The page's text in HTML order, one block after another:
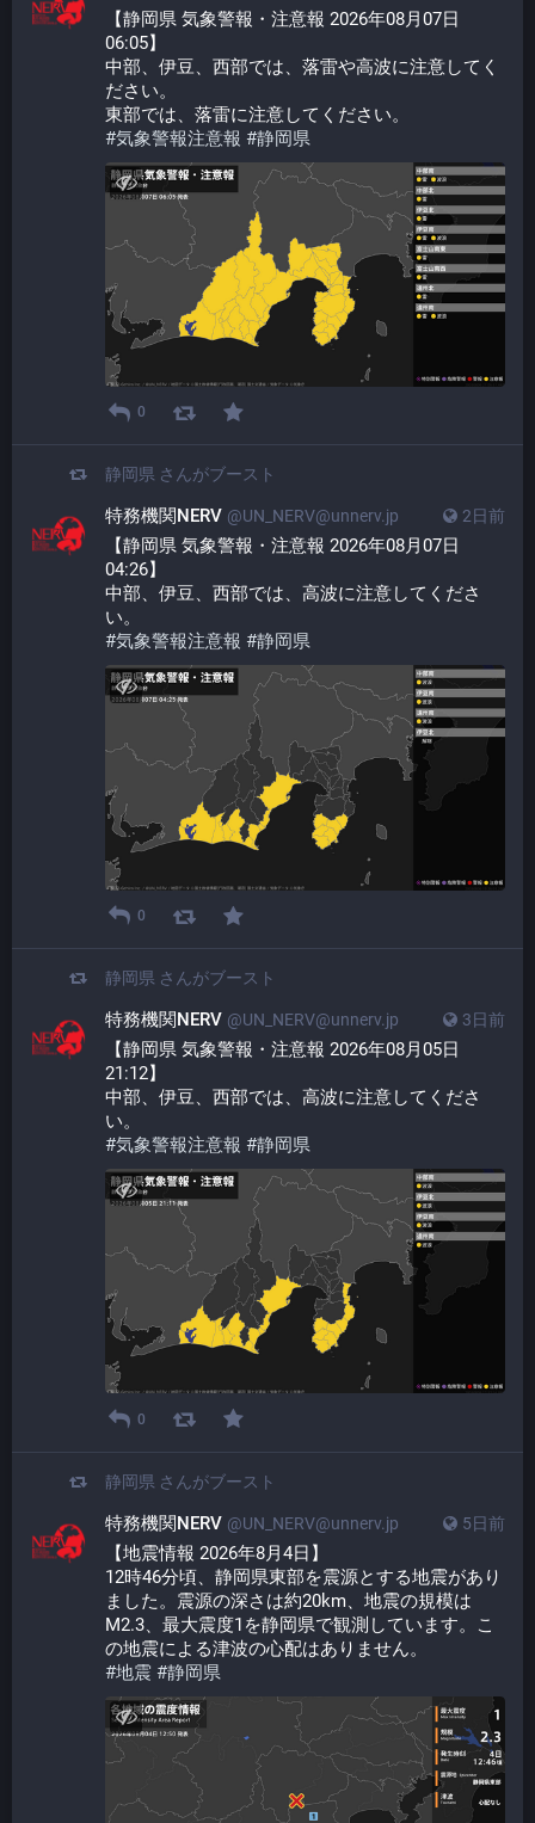
【静岡県 気象警報・注意報 2026年08月07日
06:05】
中部、伊豆、西部では、落雷や高波に注意してく
ださい。
東部では、落雷に注意してください。
#気象警報注意報 #静岡県
0
静岡県 さんがブースト
2日前
特務機関NERV @UN_NERV@unnerv.jp
【静岡県 気象警報・注意報 2026年08月07日
04:26】
中部、伊豆、西部では、高波に注意してくださ
い。
#気象警報注意報 #静岡県
0
静岡県 さんがブースト
3日前
特務機関NERV @UN_NERV@unnerv.jp
【静岡県 気象警報・注意報 2026年08月05日
21:12】
中部、伊豆、西部では、高波に注意してくださ
い。
#気象警報注意報 #静岡県
0
静岡県 さんがブースト
5日前
特務機関NERV @UN_NERV@unnerv.jp
【地震情報 2026年8月4日】
12時46分頃、静岡県東部を震源とする地震があり
ました。震源の深さは約20km、地震の規模は
M2.3、最大震度1を静岡県で観測しています。こ
の地震による津波の心配はありません。
#地震 #静岡県